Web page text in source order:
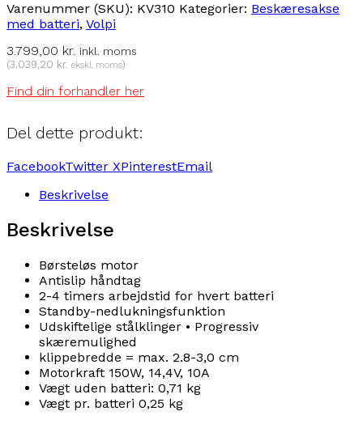
Varenummer (SKU): KV310 Kategorier: Beskæresakse
med batteri, Volpi
3.799,00 kr. inkl. moms
(3.039,20 kr. ekskl. moms)
Find din forhandler her
Del dette produkt:
FacebookTwitter XPinterestEmail
Beskrivelse
Beskrivelse
Børsteløs motor
Antislip håndtag
2-4 timers arbejdstid for hvert batteri
Standby-nedlukningsfunktion
Udskiftelige stålklinger • Progressiv
skæremulighed
klippebredde = max. 2.8-3,0 cm
Motorkraft 150W, 14,4V, 10A
Vægt uden batteri: 0,71 kg
Vægt pr. batteri 0,25 kg